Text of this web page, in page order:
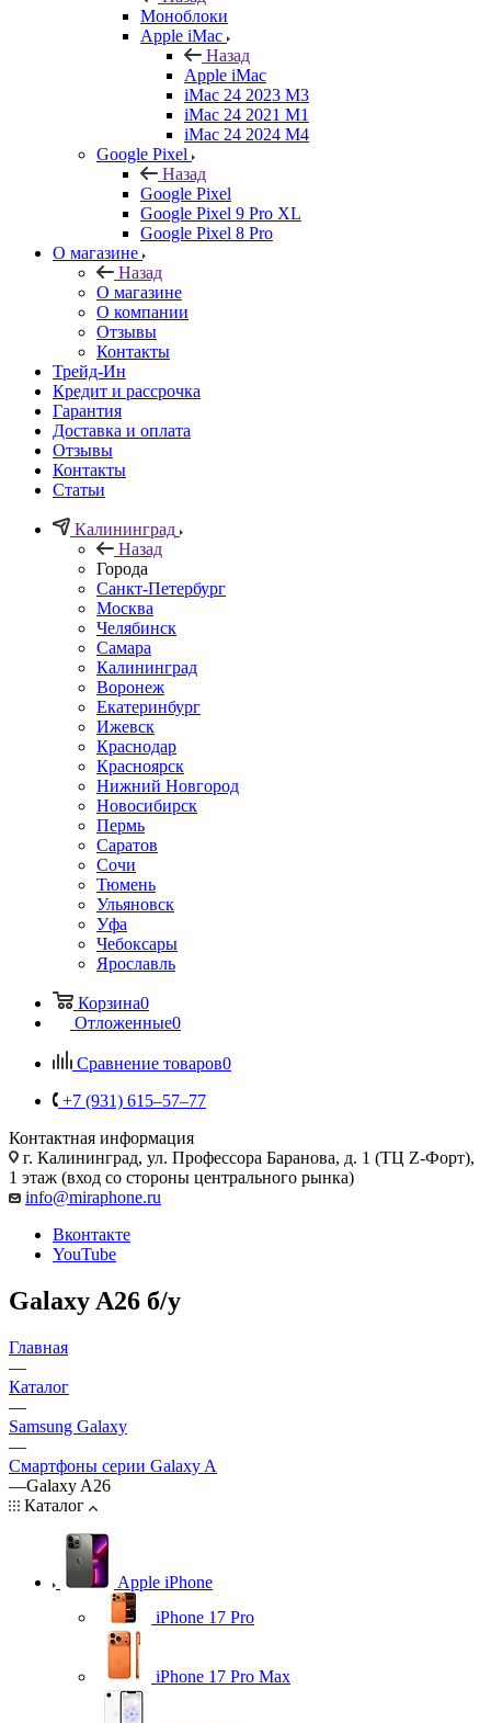
Моноблоки
Apple iMac
Назад
Apple iMac
iMac 24 2023 M3
iMac 24 2021 M1
iMac 24 2024 M4
Google Pixel
Назад
Google Pixel
Google Pixel 9 Pro XL
Google Pixel 8 Pro
О магазине
Назад
О магазине
О компании
Отзывы
Контакты
Трейд-Ин
Кредит и рассрочка
Гарантия
Доставка и оплата
Отзывы
Контакты
Статьи
Калининград
Назад
Города
Санкт-Петербург
Москва
Челябинск
Самара
Калининград
Воронеж
Екатеринбург
Ижевск
Краснодар
Красноярск
Нижний Новгород
Новосибирск
Пермь
Саратов
Сочи
Тюмень
Ульяновск
Уфа
Чебоксары
Ярославль
Корзина0
Отложенные0
Сравнение товаров0
+7 (931) 615‒57‒77
Контактная информация
г. Калининград, ул. Профессора Баранова, д. 1 (ТЦ Z-Форт),
1 этаж (вход со стороны центрального рынка)
info@miraphone.ru
Вконтакте
YouTube
Galaxy A26 б/у
Главная
—
Каталог
—
Samsung Galaxy
—
Смартфоны серии Galaxy A
—Galaxy A26
Каталог
Apple iPhone
iPhone 17 Pro
iPhone 17 Pro Max